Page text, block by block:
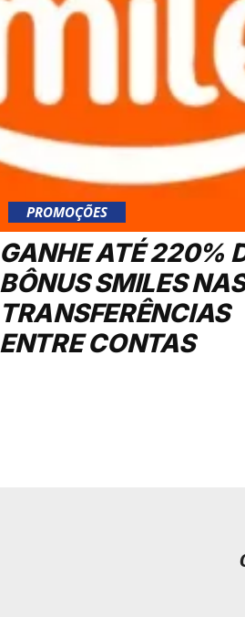
PROMOÇÕES
GANHE ATÉ 220%
BÔNUS SMILES NAS
TRANSFERÊNCIAS
ENTRE CONTAS